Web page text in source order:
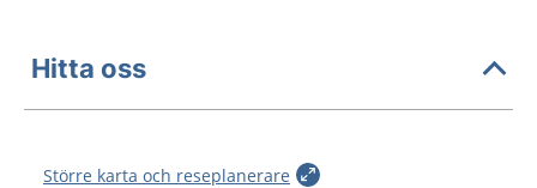
Hitta oss
Större karta och reseplanerare